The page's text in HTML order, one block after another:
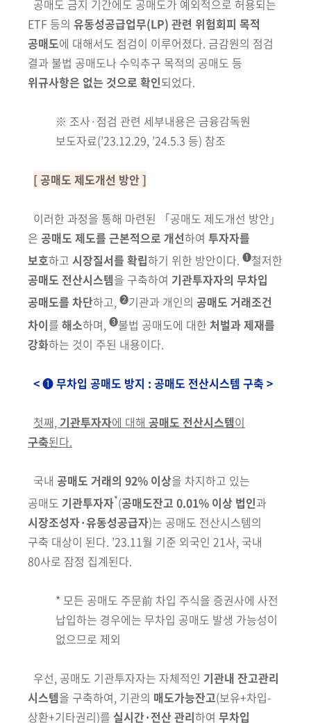
공매도 금지 기간에도 공매도가 예외적으로 허용되는
ETF 등의 유동성공급업무(LP) 관련 위험회피 목적
공매도에 대해서도 점검이 이루어졌다. 금감원의 점검
결과 불법 공매도나 수익추구 목적의 공매도 등
위규사항은 없는 것으로 확인되었다.
※ 조사·점검 관련 세부내용은 금융감독원
보도자료(’23.12.29, ’24.5.3 등) 참조
[ 공매도 제도개선 방안 ]
이러한 과정을 통해 마련된 「공매도 제도개선 방안」
은 공매도 제도를 근본적으로 개선하여 투자자를
보호하고 시장질서를 확립하기 위한 방안이다. ❶철저한
공매도 전산시스템을 구축하여 기관투자자의 무차입
공매도를 차단하고, ❷기관과 개인의 공매도 거래조건
차이를 해소하며, ❸불법 공매도에 대한 처벌과 제재를
강화하는 것이 주된 내용이다.
<❶무차입 공매도 방지 : 공매도 전산시스템 구축 >
첫째, 기관투자자에 대해 공매도 전산시스템이
구축된다.
국내 공매도 거래의 92% 이상을 차지하고 있는
공매도 기관투자자*(공매도잔고 0.01% 이상 법인과
시장조성자·유동성공급자)는 공매도 전산시스템의
구축 대상이 된다. ’23.11월 기준 외국인 21사, 국내
80사로 잠정 집계된다.
* 모든 공매도 주문前 차입 주식을 증권사에 사전
납입하는 경우에는 무차입 공매도 발생 가능성이
없으므로 제외
우선, 공매도 기관투자자는 자체적인 기관내 잔고관리
시스템을 구축하여, 기관의 매도가능잔고(보유+차입-
상환+기타권리)를 실시간·전산 관리하여 무차입